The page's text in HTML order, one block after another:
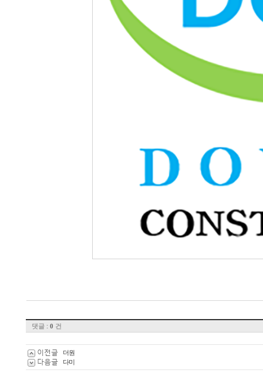
댓글 : 0 건
이전글 더원
다음글 다미